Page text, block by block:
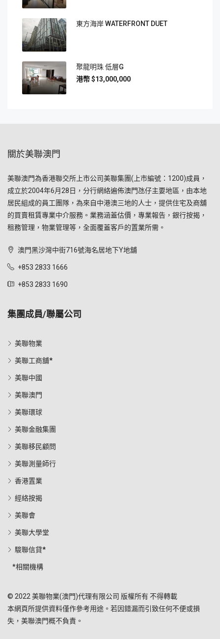
東方海岸 WATERFRONT DUET
聚龍明珠 低層G
$13,000,000
關於美聯澳門
美聯澳門為香港聯交所上市公司美聯集團(上市編號：1200)成員，
成立於2004年6月28日，分行網絡遍佈澳門氹仔主要地區，由本地
居民組成的員工團隊，為來自中港澳三地的人士，提供住宅及商舖
的買賣租賃專業中介服務。業務涵蓋估價，專業報告，銀行按揭，
租務管理，物業管理等，全面覆蓋客戶的置業所需。
澳門黑沙灣中街716號海名居地下Y地舖
+853 2833 1666
+853 2833 1690
集團成員/聯屬公司
美聯物業
美聯工商舖*
美聯中國
美聯澳門
美聯環球
美聯金融集團
美聯移民顧問
美聯測量師行
香港置業
經絡按揭
美聯會
美聯大學堂
駿聯信貸*
*相關機構
© 2022 美聯物業(澳門)代理有限公司 版權所有 不得轉載
本網頁所提供資料僅作參考用途。若因錯漏而引致任何不便或損
失，美聯澳門概不負責。